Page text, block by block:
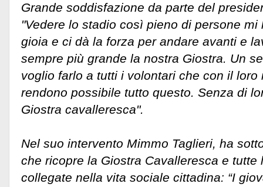
Grande soddisfazione da parte del
"Vedere lo stadio così pieno di persone
gioia e ci dà la forza per andare avanti e
sempre più grande la nostra Giostra. Un
voglio farlo a tutti i volontari che con il loro
rendono possibile tutto questo. Senza di
Giostra cavalleresca".
Nel suo intervento Mimmo Taglieri, ha
che ricopre la Giostra Cavalleresca e tutte
collegate nella vita sociale cittadina: “I